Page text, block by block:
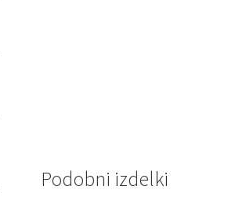
Podobni izdelki